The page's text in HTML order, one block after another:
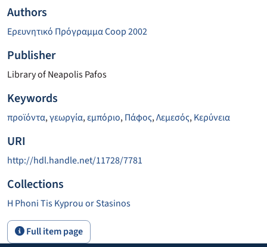
Authors
Ερευνητικό Πρόγραμμα Coop 2002
Publisher
Library of Neapolis Pafos
Keywords
προϊόντα,γεωργία,εμπόριο,Πάφος,Λεμεσός,Κερύνεια
URI
http://hdl.handle.net/11728/7781
Collections
H Phoni Tis Kyprou or Stasinos
Full item page